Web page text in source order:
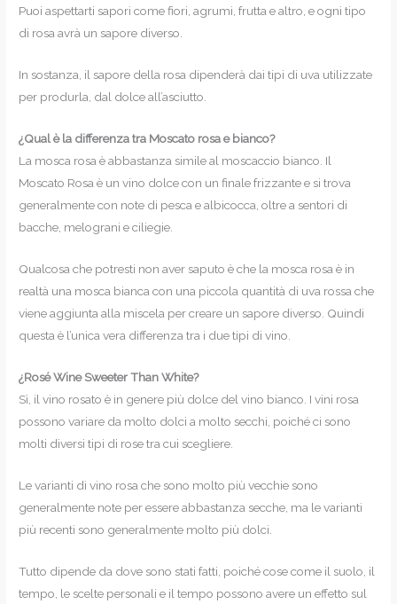
Puoi aspettarti sapori come fiori, agrumi, frutta e altro, e ogni tipo
di rosa avrà un sapore diverso.
In sostanza, il sapore della rosa dipenderà dai tipi di uva utilizzate
per produrla, dal dolce all’asciutto.
¿Qual è la differenza tra Moscato rosa e bianco?
La mosca rosa è abbastanza simile al moscaccio bianco. Il
Moscato Rosa è un vino dolce con un finale frizzante e si trova
generalmente con note di pesca e albicocca, oltre a sentori di
bacche, melograni e ciliegie.
Qualcosa che potresti non aver saputo è che la mosca rosa è in
realtà una mosca bianca con una piccola quantità di uva rossa che
viene aggiunta alla miscela per creare un sapore diverso. Quindi
questa è l’unica vera differenza tra i due tipi di vino.
¿Rosé Wine Sweeter Than White?
Sì, il vino rosato è in genere più dolce del vino bianco. I vini rosa
possono variare da molto dolci a molto secchi, poiché ci sono
molti diversi tipi di rose tra cui scegliere.
Le varianti di vino rosa che sono molto più vecchie sono
generalmente note per essere abbastanza secche, ma le varianti
più recenti sono generalmente molto più dolci.
Tutto dipende da dove sono stati fatti, poiché cose come il suolo, il
tempo, le scelte personali e il tempo possono avere un effetto sul